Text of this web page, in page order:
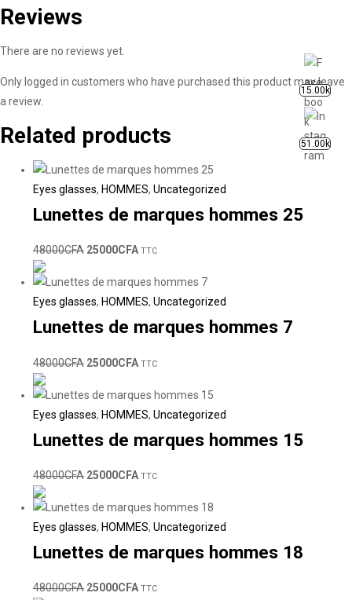
Reviews
There are no reviews yet.
Only logged in customers who have purchased this product may leave
a review.
Related products
Eyes glasses, HOMMES, Uncategorized
Lunettes de marques hommes 25
48000CFA 25000CFA TTC
Eyes glasses, HOMMES, Uncategorized
Lunettes de marques hommes 7
48000CFA 25000CFA TTC
Eyes glasses, HOMMES, Uncategorized
Lunettes de marques hommes 15
48000CFA 25000CFA TTC
Eyes glasses, HOMMES, Uncategorized
Lunettes de marques hommes 18
48000CFA 25000CFA TTC
15.00k
51.00k